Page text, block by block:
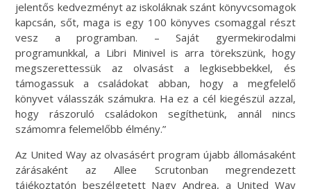
jelentős kedvezményt az iskoláknak szánt könyvcsomagok
kapcsán, sőt, maga is egy 100 könyves csomaggal részt
vesz a programban. – Saját gyermekirodalmi
programunkkal, a Libri Minivel is arra törekszünk, hogy
megszerettessük az olvasást a legkisebbekkel, és
támogassuk a családokat abban, hogy a megfelelő
könyvet válasszák számukra. Ha ez a cél kiegészül azzal,
hogy rászoruló családokon segíthetünk, annál nincs
számomra felemelőbb élmény.”
Az United Way az olvasásért program újabb állomásaként
zárásaként az Allee Scrutonban megrendezett
tájékoztatón beszélgetett Nagy Andrea, a United Way